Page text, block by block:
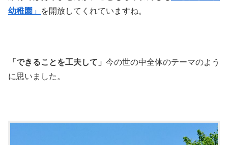
幼稚園」 を開放してくれていますね。
「できることを工夫して」 今の世の中全体のテーマのよう
に思いました。